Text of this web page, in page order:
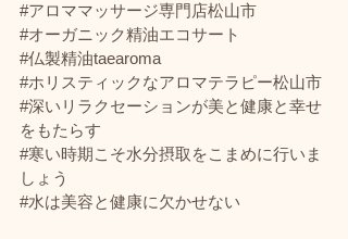
#アロママッサージ専門店松山市
#オーガニック精油エコサート
#仏製精油taearoma
#ホリスティックなアロマテラピー松山市
#深いリラクセーションが美と健康と幸せ
をもたらす
#寒い時期こそ水分摂取をこまめに行いま
しょう
#水は美容と健康に欠かせない